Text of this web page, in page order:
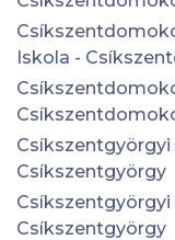
Iskola -
Csíkszentgyörgyi
Csíkszentgyörgy
Csíkszentgyörgy